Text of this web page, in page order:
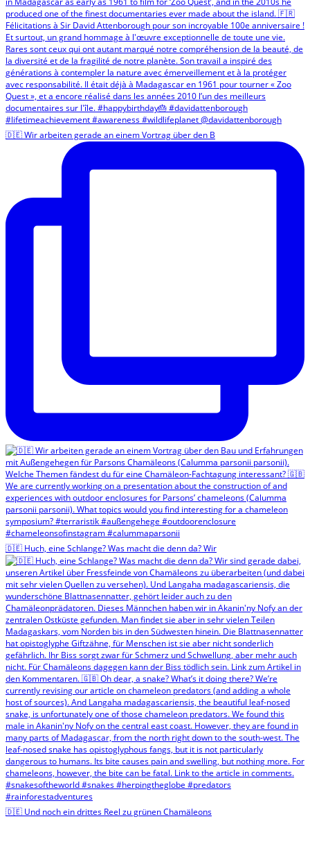
🇩🇪 Wir arbeiten gerade an einem Vortrag über den B
🇩🇪 Huch, eine Schlange? Was macht die denn da? Wir
🇩🇪 Und noch ein drittes Reel zu grünen Chamäleons